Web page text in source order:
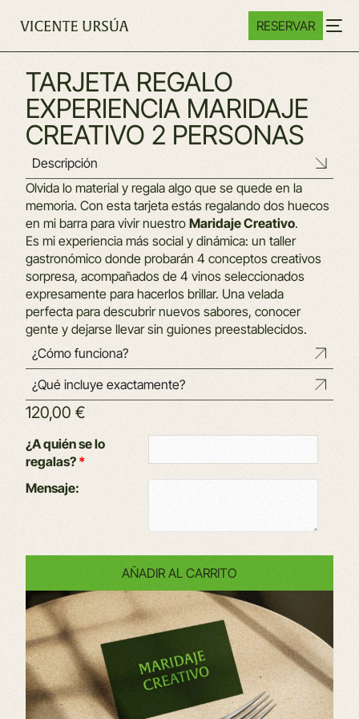
RESERVAR
TARJETA REGALO
EXPERIENCIA MARIDAJE
CREATIVO 2 PERSONAS
Descripción
Olvida lo material y regala algo que se quede en la
memoria. Con esta tarjeta estás regalando dos huecos
en mi barra para vivir nuestroMaridaje Creativo.
Es mi experiencia más social y dinámica: un taller
gastronómico donde probarán 4 conceptos creativos
sorpresa, acompañados de 4 vinos seleccionados
expresamente para hacerlos brillar. Una velada
perfecta para descubrir nuevos sabores, conocer
gente y dejarse llevar sin guiones preestablecidos.
¿Cómo funciona?
¿Qué incluye exactamente?
120,00€
¿A quién se lo
regalas?*
Mensaje:
AÑADIR AL CARRITO